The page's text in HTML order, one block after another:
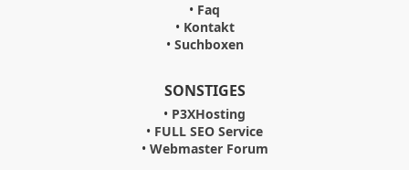
• Faq
• Kontakt
• Suchboxen
SONSTIGES
• P3XHosting
• FULL SEO Service
• Webmaster Forum